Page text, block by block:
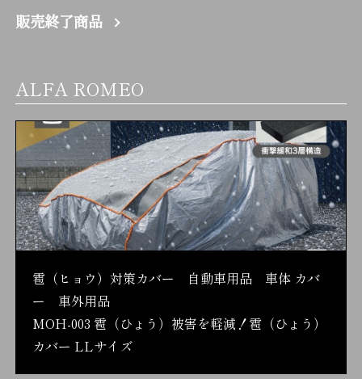
販売終了商品
ALFA ROMEO
雹（ヒョウ）対策カバー 自動車用品 車体 カバ
ー 車外用品
MOH-003 雹（ひょう）被害を軽減！雹（ひょう）
カバー LLサイズ